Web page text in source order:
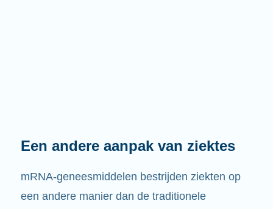
Een andere aanpak van ziektes
mRNA-geneesmiddelen bestrijden ziekten op
een andere manier dan de traditionele